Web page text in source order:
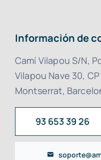
Información de
Camí Vilapou S/N,
Vilapou Nave 30,
Montserrat,
93 653 39 26